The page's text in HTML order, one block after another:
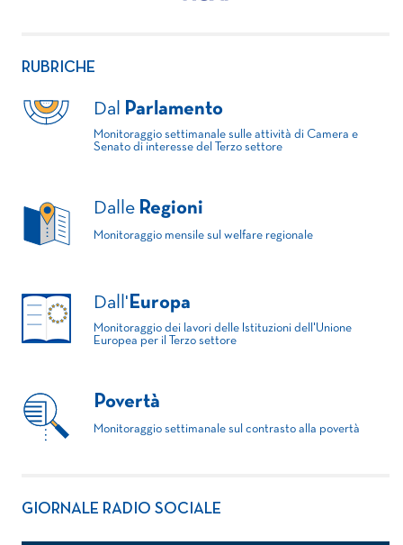
RUBRICHE
Dal Parlamento
Monitoraggio settimanale sulle attività di Camera e
Senato di interesse del Terzo settore
Dalle Regioni
Monitoraggio mensile sul welfare regionale
Dall' Europa
Monitoraggio dei lavori delle Istituzioni dell'Unione
Europea per il Terzo settore
Povertà
Monitoraggio settimanale sul contrasto alla povertà
GIORNALE RADIO SOCIALE